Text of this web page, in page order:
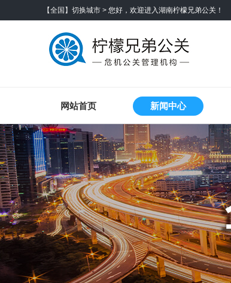
【全国】切换城市 > 您好，欢迎进入湖南柠檬兄弟公关！
网站首页 新闻中心